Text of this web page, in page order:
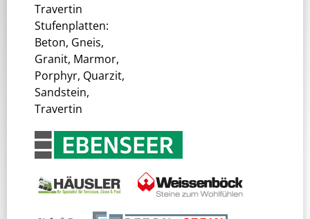
Travertin
Stufenplatten:
Beton, Gneis,
Granit, Marmor,
Porphyr, Quarzit,
Sandstein,
Travertin